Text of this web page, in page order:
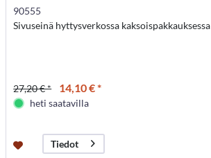
90555
Sivuseinä hyttysverkossa kaksoispakkauksessa
27,20 € * 14,10 € *
heti saatavilla
Tiedot